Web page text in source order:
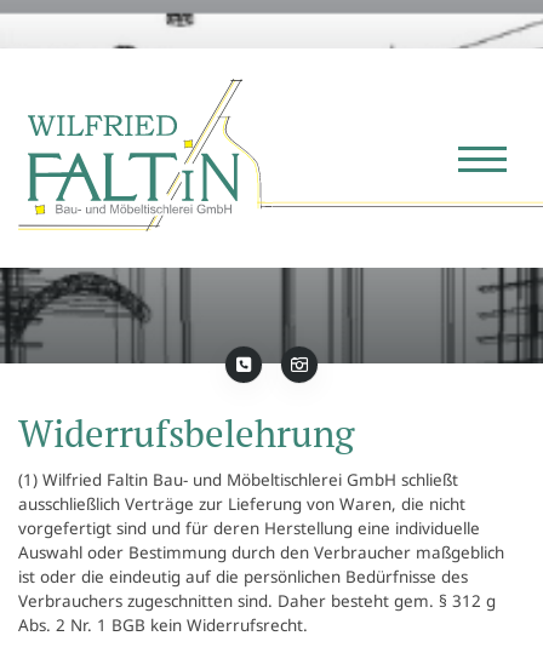
Widerrufsbelehrung
(1) Wilfried Faltin Bau- und Möbeltischlerei GmbH schließt
ausschließlich Verträge zur Lieferung von Waren, die nicht
vorgefertigt sind und für deren Herstellung eine individuelle
Auswahl oder Bestimmung durch den Verbraucher maßgeblich
ist oder die eindeutig auf die persönlichen Bedürfnisse des
Verbrauchers zugeschnitten sind. Daher besteht gem. § 312 g
Abs. 2 Nr. 1 BGB kein Widerrufsrecht.